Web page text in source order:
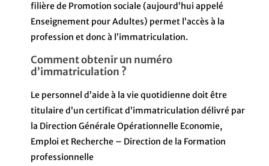
filière de Promotion sociale (aujourd’hui appelé
Enseignement pour Adultes) permet l’accès à la
profession et donc à l’immatriculation.
Comment obtenir un numéro
d’immatriculation ?
Le personnel d’aide à la vie quotidienne doit être
titulaire d’un certificat d’immatriculation délivré par
la Direction Générale Opérationnelle Economie,
Emploi et Recherche – Direction de la Formation
professionnelle